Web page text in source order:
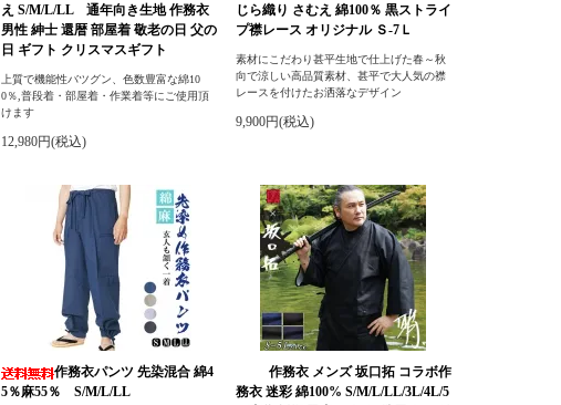
え S/M/L/LL 通年向き生地 作務衣
男性 紳士 還暦 部屋着 敬老の日 父の
日 ギフト クリスマスギフト
上質で機能性バツグン、色数豊富な綿10
0％,普段着・部屋着・作業着等にご使用頂
けます
12,980円(税込)
じら織り さむえ 綿100％ 黒ストライ
プ襟レース オリジナル Ｓ-7Ｌ
素材にこだわり甚平生地で仕上げた春～秋
向で涼しい高品質素材、甚平で大人気の襟
レースを付けたお洒落なデザイン
9,900円(税込)
作務衣パンツ 先染混合 綿4
5％麻55％ S/M/L/LL
作務衣 メンズ 坂口拓 コラボ作
務衣 迷彩 綿100% S/M/L/LL/3L/4L/5